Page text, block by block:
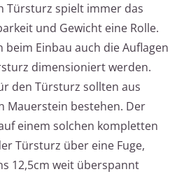
Türsturz spielt immer das
und Gewicht eine Rolle.
Einbau auch die Auflagen
dimensioniert werden.
den Türsturz sollten aus
Mauerstein bestehen. Der
einem solchen kompletten
Türsturz über eine Fuge,
12,5cm weit überspannt